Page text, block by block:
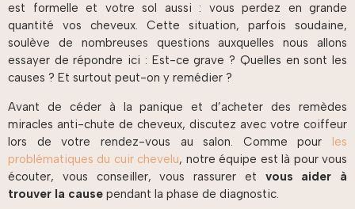
est formelle et votre sol aussi : vous perdez en grande
quantité vos cheveux. Cette situation, parfois soudaine,
soulève de nombreuses questions auxquelles nous allons
essayer de répondre ici : Est-ce grave ? Quelles en sont les
causes ? Et surtout peut-on y remédier ?
Avant de céder à la panique et d’acheter des remèdes
miracles anti-chute de cheveux, discutez avec votre coiffeur
lors de votre rendez-vous au salon. Comme pour les
problématiques du cuir chevelu, notre équipe est là pour vous
écouter, vous conseiller, vous rassurer et vous aider à
trouver la cause pendant la phase de diagnostic.